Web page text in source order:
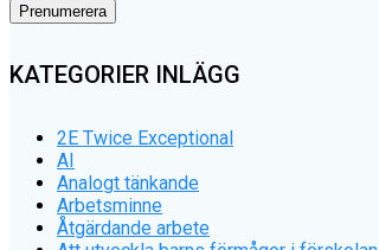
KATEGORIER INLÄGG
2E Twice Exceptional
AI
Analogt tänkande
Arbetsminne
Åtgärdande arbete